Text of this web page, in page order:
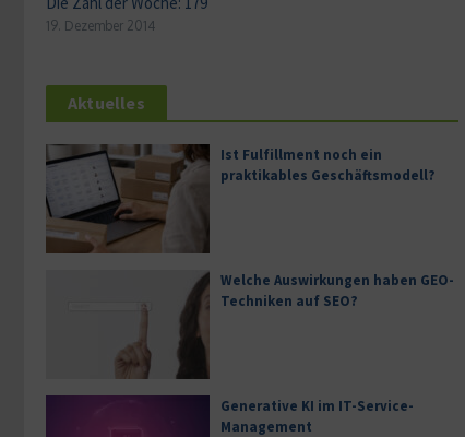
19. Dezember 2014
Aktuelles
Ist Fulfillment noch ein
praktikables Geschäftsmodell?
Welche Auswirkungen haben GEO-
Techniken auf SEO?
Generative KI im IT-Service-
Management